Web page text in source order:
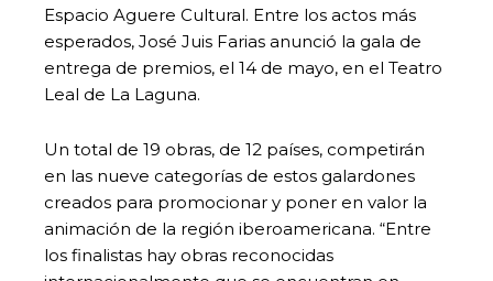
Espacio Aguere Cultural. Entre los actos más
esperados, José Juis Farias anunció la gala de
entrega de premios, el 14 de mayo, en el Teatro
Leal de La Laguna.
Un total de 19 obras, de 12 países, competirán
en las nueve categorías de estos galardones
creados para promocionar y poner en valor la
animación de la región iberoamericana. “Entre
los finalistas hay obras reconocidas